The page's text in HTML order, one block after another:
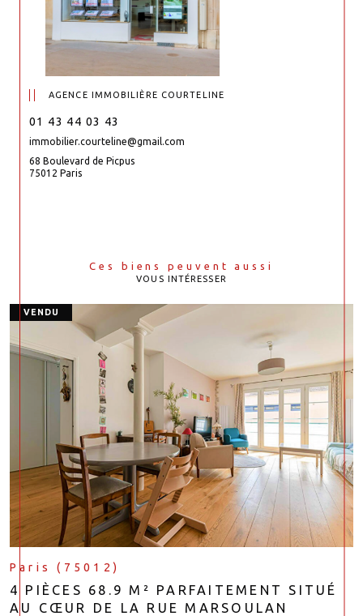
AGENCE IMMOBILIÈRE COURTELINE
01 43 44 03 43
immobilier.courteline@gmail.com
68 Boulevard de Picpus
75012 Paris
Ces biens peuvent aussi
VOUS INTÉRESSER
VENDU
Paris (75012)
4 PIÈCES 68.9 M² PARFAITEMENT SITUÉ
AU CŒUR DE LA RUE MARSOULAN